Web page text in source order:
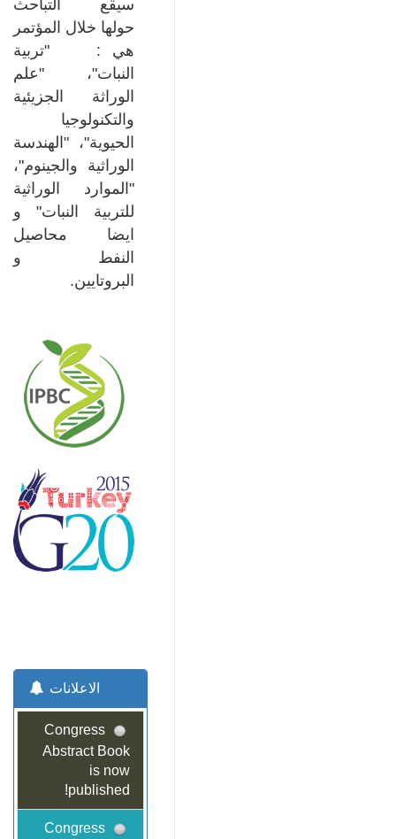
سيقع التباحث
حولها خلال المؤتمر
هي : "تربية
النبات"، "علم
الوراثة الجزيئية
والتكنولوجيا
الحيوية"، "الهندسة
الوراثية والجينوم"،
"الموارد الوراثية
للتربية النبات" و
ايضا محاصيل
النفط و
البروتايين.
الاعلانات
Congress
Abstract Book
is now
published!
Congress